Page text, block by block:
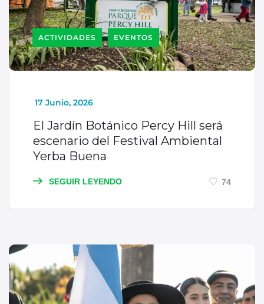
ACTIVIDADES EVENTOS
_
17 Junio, 2026
El Jardín Botánico Percy Hill será
escenario del Festival Ambiental
Yerba Buena
SEGUIR LEYENDO 74